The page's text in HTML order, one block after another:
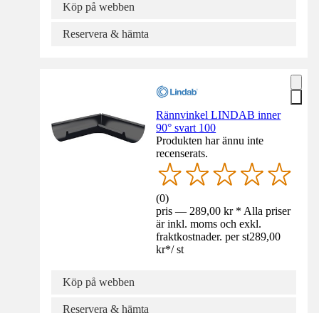
Köp på webben
Reservera & hämta
Rännvinkel LINDAB inner
90° svart 100
Produkten har ännu inte
recenserats.
(0)
pris — 289,00 kr * Alla priser
är inkl. moms och exkl.
fraktkostnader. per st289,00
kr*/ st
Köp på webben
Reservera & hämta